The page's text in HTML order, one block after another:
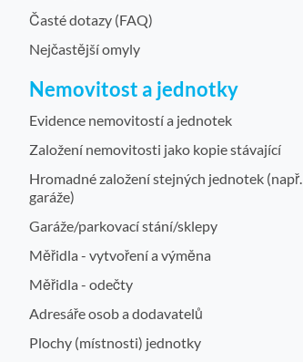
Časté dotazy (FAQ)
Nejčastější omyly
Nemovitost a jednotky
Evidence nemovitostí a jednotek
Založení nemovitosti jako kopie stávající
Hromadné založení stejných jednotek (např.
garáže)
Garáže/parkovací stání/sklepy
Měřidla - vytvoření a výměna
Měřidla - odečty
Adresáře osob a dodavatelů
Plochy (místnosti) jednotky